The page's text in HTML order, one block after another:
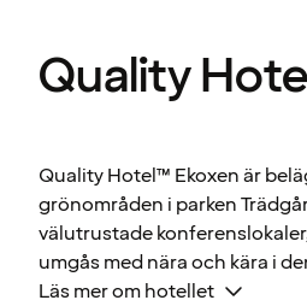
Quality
Quality Hotel™ Ekoxen är
grönområden i parken
välutrustade
umgås med nära och kära i
Läs mer om hotellet